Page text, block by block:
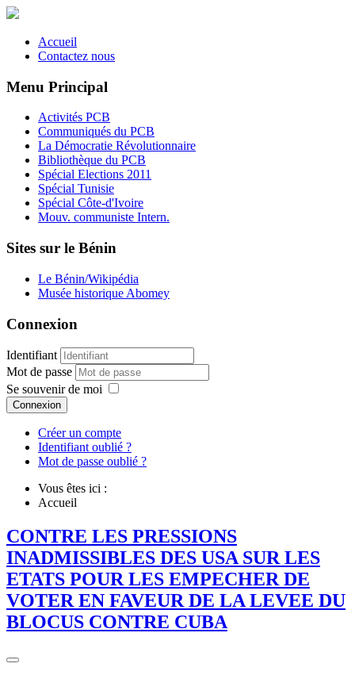
Accueil
Contactez nous
Menu Principal
Activités PCB
Communiqués du PCB
La Démocratie Révolutionnaire
Bibliothèque du PCB
Spécial Elections 2011
Spécial Tunisie
Spécial Côte-d'Ivoire
Mouv. communiste Intern.
Sites sur le Bénin
Le Bénin/Wikipédia
Musée historique Abomey
Connexion
Identifiant
Mot de passe
Se souvenir de moi
Connexion
Créer un compte
Identifiant oublié ?
Mot de passe oublié ?
Vous êtes ici :
Accueil
CONTRE LES PRESSIONS
INADMISSIBLES DES USA SUR LES
ETATS POUR LES EMPECHER DE
VOTER EN FAVEUR DE LA LEVEE DU
BLOCUS CONTRE CUBA